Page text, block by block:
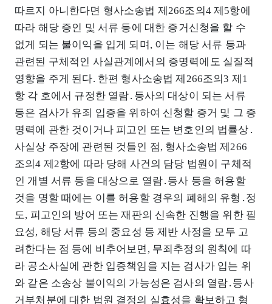
따르지 아니한다면 형사소송법 제266조의4 제5항에
따라 해당 증인 및 서류 등에 대한 증거신청을 할 수
없게 되는 불이익을 입게 되며, 이는 해당 서류 등과
관련된 구체적인 사실관계에서의 증명력에도 실질적
영향을 주게 된다. 한편 형사소송법 제266조의3 제1
항 각 호에서 규정한 열람․등사의 대상이 되는 서류
등은 검사가 유죄 입증을 위하여 신청할 증거 및 그 증
명력에 관한 것이거나 피고인 또는 변호인의 법률상․
사실상 주장에 관련된 것들인 점, 형사소송법 제266
조의4 제2항에 따라 당해 사건의 담당 법원이 구체적
인 개별 서류 등을 대상으로 열람․등사 등을 허용할
것을 명할 때에는 이를 허용할 경우의 폐해의 유형․정
도, 피고인의 방어 또는 재판의 신속한 진행을 위한 필
요성, 해당 서류 등의 중요성 등 제반 사정을 모두 고
려한다는 점 등에 비추어보면, 무죄추정의 원칙에 따
라 공소사실에 관한 입증책임을 지는 검사가 입는 위
와 같은 소송상 불이익의 가능성은 검사의 열람․등사
거부처분에 대한 법원 결정의 실효성을 확보하고 형